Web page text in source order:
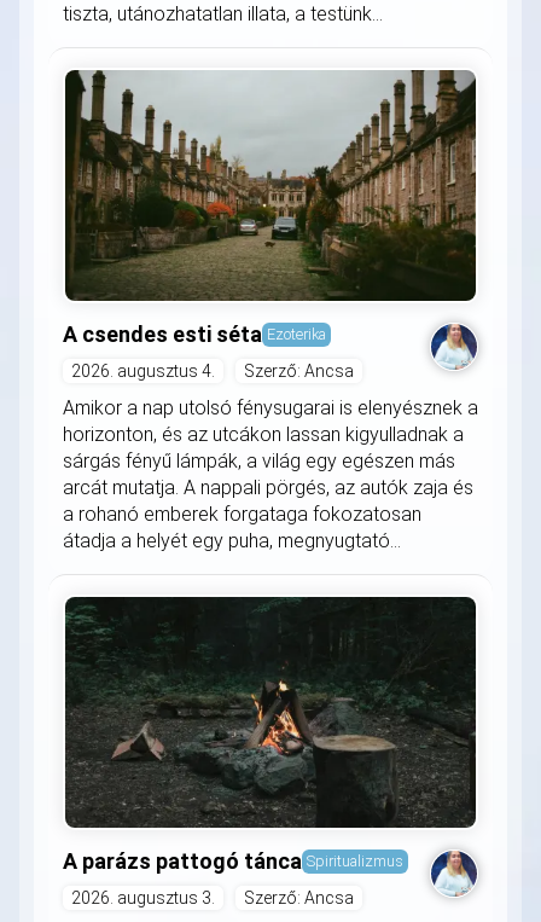
tiszta, utánozhatatlan illata, a testünk...
A csendes esti séta Ezoterika
2026. augusztus 4. Szerző: Ancsa
Amikor a nap utolsó fénysugarai is elenyésznek a
horizonton, és az utcákon lassan kigyulladnak a
sárgás fényű lámpák, a világ egy egészen más
arcát mutatja. A nappali pörgés, az autók zaja és
a rohanó emberek forgataga fokozatosan
átadja a helyét egy puha, megnyugtató...
A parázs pattogó tánca Spiritualizmus
2026. augusztus 3. Szerző: Ancsa